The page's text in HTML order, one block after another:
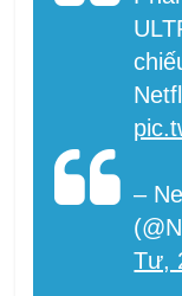
–
Tư,